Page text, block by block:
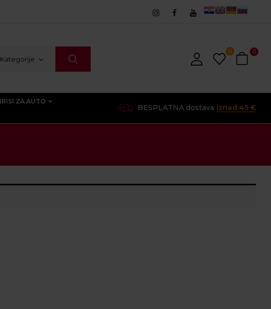
Kategorije
0 0
ZA AUTO
BESPLATNA dostava iznad 45 €